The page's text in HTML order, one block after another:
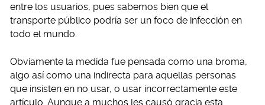
entre los usuarios, pues sabemos bien que el
transporte público podría ser un foco de infección en
todo el mundo.
Obviamente la medida fue pensada como una broma,
algo así como una indirecta para aquellas personas
que insisten en no usar, o usar incorrectamente este
artículo. Aunque a muchos les causó gracia esta